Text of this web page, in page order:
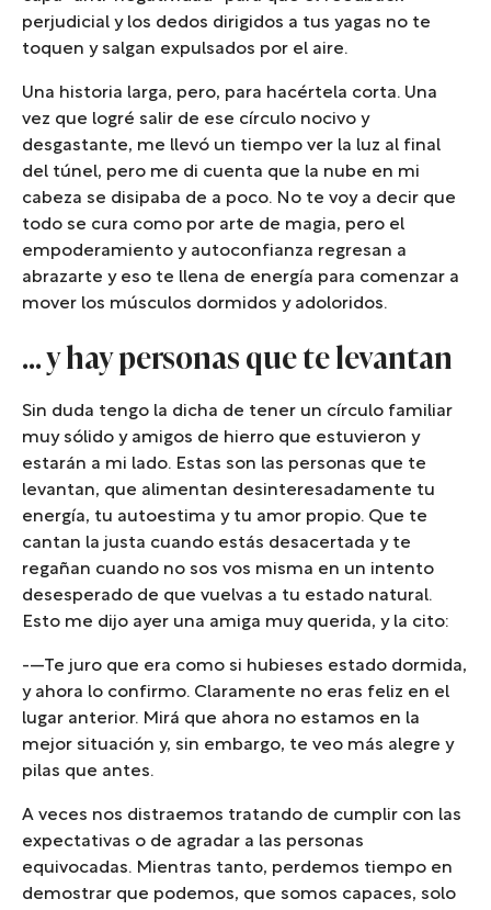
perjudicial y los dedos dirigidos a tus yagas no te
toquen y salgan expulsados por el aire.
Una historia larga, pero, para hacértela corta. Una
vez que logré salir de ese círculo nocivo y
desgastante, me llevó un tiempo ver la luz al final
del túnel, pero me di cuenta que la nube en mi
cabeza se disipaba de a poco. No te voy a decir que
todo se cura como por arte de magia, pero el
empoderamiento y autoconfianza regresan a
abrazarte y eso te llena de energía para comenzar a
mover los músculos dormidos y adoloridos.
… y hay personas que te levantan
Sin duda tengo la dicha de tener un círculo familiar
muy sólido y amigos de hierro que estuvieron y
estarán a mi lado. Estas son las personas que te
levantan, que alimentan desinteresadamente tu
energía, tu autoestima y tu amor propio. Que te
cantan la justa cuando estás desacertada y te
regañan cuando no sos vos misma en un intento
desesperado de que vuelvas a tu estado natural.
Esto me dijo ayer una amiga muy querida, y la cito:
-—Te juro que era como si hubieses estado dormida,
y ahora lo confirmo. Claramente no eras feliz en el
lugar anterior. Mirá que ahora no estamos en la
mejor situación y, sin embargo, te veo más alegre y
pilas que antes.
A veces nos distraemos tratando de cumplir con las
expectativas o de agradar a las personas
equivocadas. Mientras tanto, perdemos tiempo en
demostrar que podemos, que somos capaces, solo